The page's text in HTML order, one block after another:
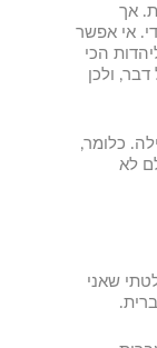
אך
אי אפשר
הכי
ולכן
כלומר,
לא
שאני